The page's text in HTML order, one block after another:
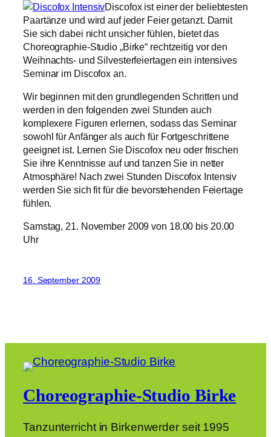
Discofox ist einer der beliebtesten
Paartänze und wird auf jeder Feier getanzt. Damit
Sie sich dabei nicht unsicher fühlen, bietet das
Choreographie-Studio „Birke“ rechtzeitig vor den
Weihnachts- und Silvesterfeiertagen ein intensives
Seminar im Discofox an.
Wir beginnen mit den grundlegenden Schritten und
werden in den folgenden zwei Stunden auch
komplexere Figuren erlernen, sodass das Seminar
sowohl für Anfänger als auch für Fortgeschrittene
geeignet ist. Lernen Sie Discofox neu oder frischen
Sie ihre Kenntnisse auf und tanzen Sie in netter
Atmosphäre! Nach zwei Stunden Discofox Intensiv
werden Sie sich fit für die bevorstehenden Feiertage
fühlen.
Samstag, 21. November 2009 von 18.00 bis 20.00
Uhr
16. September 2009
Choreographie-Studio Birke
Tanzunterricht in Birkenwerder seit 1995